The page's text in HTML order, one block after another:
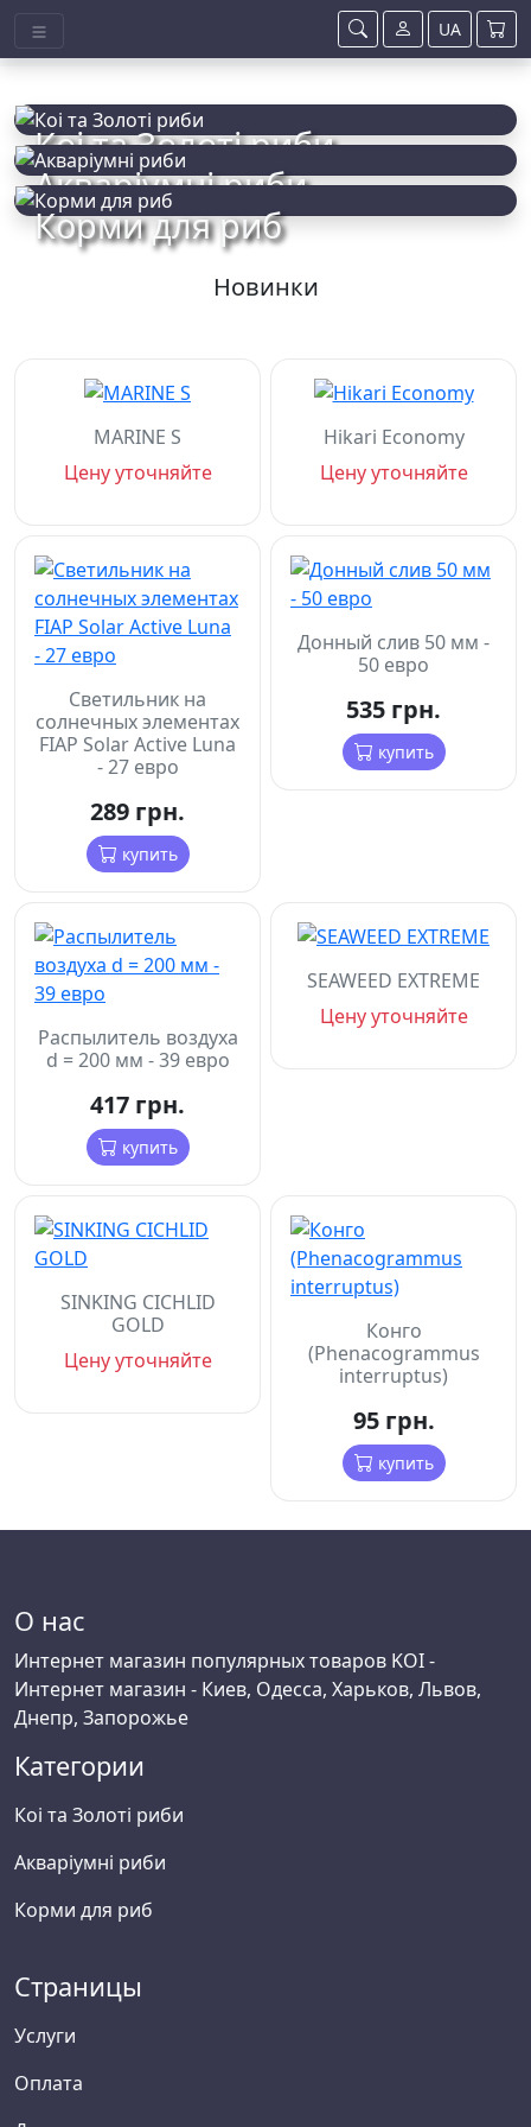
Коі та Золоті риби
Акваріумні риби
Корми для риб
Новинки
MARINE S
Цену уточняйте
Hikari Economy
Цену уточняйте
Cветильник на
солнечных элементах
FIAP Solar Active Luna
- 27 евро
289 грн.
купить
Донный слив 50 мм -
50 евро
535 грн.
купить
Распылитель воздуха
d = 200 мм - 39 евро
417 грн.
купить
SEAWEED EXTREME
Цену уточняйте
SINKING CICHLID
GOLD
Цену уточняйте
Конго
(Phenacogrammus
interruptus)
95 грн.
купить
О нас
Интернет магазин популярных товаров KOI -
Интернет магазин - Киев, Одесса, Харьков, Львов,
Днепр, Запорожье
Категории
Коі та Золоті риби
Акваріумні риби
Корми для риб
Страницы
Услуги
Оплата
UA